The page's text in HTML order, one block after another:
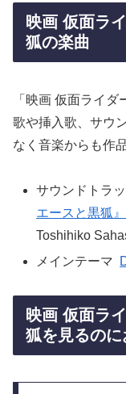
映画 仮面ラ
狐の楽曲
「映画 仮面ライ
歌や挿入歌、サウ
なく音楽からも作
サウンドトラ
エースと黒狐
Toshihiko
メインテーマ
映画 仮面ラ
狐を見るの